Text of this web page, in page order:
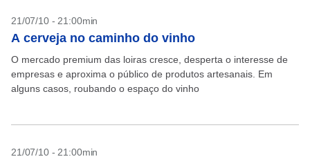
21/07/10 - 21:00min
A cerveja no caminho do vinho
O mercado premium das loiras cresce, desperta o interesse de
empresas e aproxima o público de produtos artesanais. Em
alguns casos, roubando o espaço do vinho
21/07/10 - 21:00min